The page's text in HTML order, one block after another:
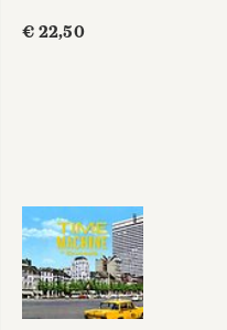
€ 22,50